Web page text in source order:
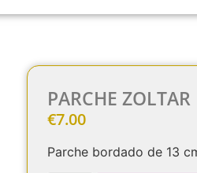
PARCHE ZOLTAR
€7.00
Parche bordado de 13